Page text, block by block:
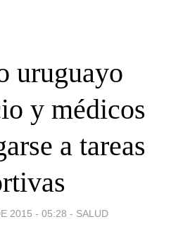
uruguayo
y médicos
a tareas
2015 - 05:28 - SALUD